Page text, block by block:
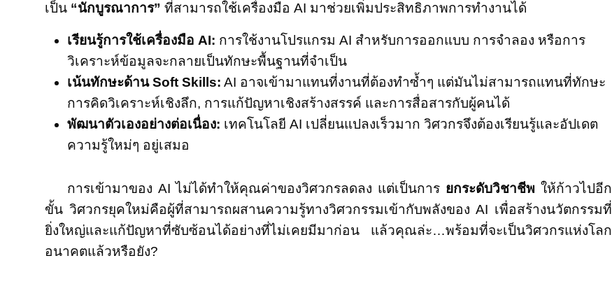
เป็น “นักบูรณาการ” ที่สามารถใช้เครื่องมือ AI มาช่วยเพิ่มประสิทธิภาพการทำงานได้
เรียนรู้การใช้เครื่องมือ AI: การใช้งานโปรแกรม AI สำหรับการออกแบบ การจำลอง หรือการ
วิเคราะห์ข้อมูลจะกลายเป็นทักษะพื้นฐานที่จำเป็น
เน้นทักษะด้าน Soft Skills: AI อาจเข้ามาแทนที่งานที่ต้องทำซ้ำๆ แต่มันไม่สามารถแทนที่ทักษะ
การคิดวิเคราะห์เชิงลึก, การแก้ปัญหาเชิงสร้างสรรค์ และการสื่อสารกับผู้คนได้
พัฒนาตัวเองอย่างต่อเนื่อง: เทคโนโลยี AI เปลี่ยนแปลงเร็วมาก วิศวกรจึงต้องเรียนรู้และอัปเดต
ความรู้ใหม่ๆ อยู่เสมอ
การเข้ามาของ AI ไม่ได้ทำให้คุณค่าของวิศวกรลดลง แต่เป็นการ ยกระดับวิชาชีพ ให้ก้าวไปอีก
ขั้น วิศวกรยุคใหม่คือผู้ที่สามารถผสานความรู้ทางวิศวกรรมเข้ากับพลังของ AI เพื่อสร้างนวัตกรรมที่
ยิ่งใหญ่และแก้ปัญหาที่ซับซ้อนได้อย่างที่ไม่เคยมีมาก่อน แล้วคุณล่ะ…พร้อมที่จะเป็นวิศวกรแห่งโลก
อนาคตแล้วหรือยัง?